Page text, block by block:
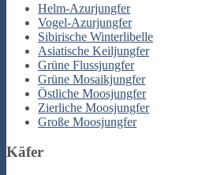
Helm-Azurjungfer
Vogel-Azurjungfer
Sibirische Winterlibelle
Asiatische Keiljungfer
Grüne Flussjungfer
Grüne Mosaikjungfer
Östliche Moosjungfer
Zierliche Moosjungfer
Große Moosjungfer
Käfer